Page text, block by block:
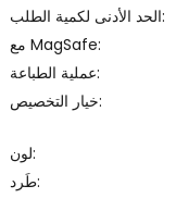
الحد الأدنى لكمية الطلب:
مع MagSafe:
عملية الطباعة:
خيار التخصيص:
لون:
طَرد: